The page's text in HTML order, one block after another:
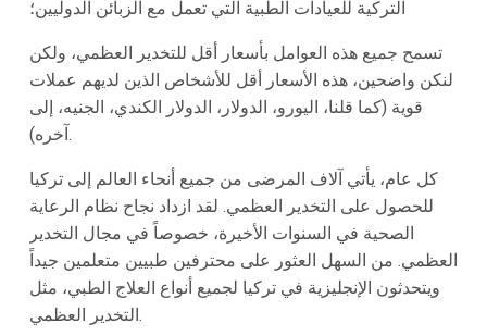
التركية للعيادات الطبية التي تعمل مع الزبائن الدوليين؛
تسمح جميع هذه العوامل بأسعار أقل للتخدير العظمي، ولكن
لنكن واضحين، هذه الأسعار أقل للأشخاص الذين لديهم عملات
قوية (كما قلنا، اليورو، الدولار، الدولار الكندي، الجنيه، إلى
آخره).
كل عام، يأتي آلاف المرضى من جميع أنحاء العالم إلى تركيا
للحصول على التخدير العظمي. لقد ازداد نجاح نظام الرعاية
الصحية في السنوات الأخيرة، خصوصاً في مجال التخدير
العظمي. من السهل العثور على محترفين طبيين متعلمين جيداً
ويتحدثون الإنجليزية في تركيا لجميع أنواع العلاج الطبي، مثل
التخدير العظمي.